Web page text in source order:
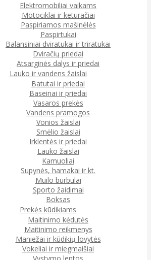
Elektromobiliai vaikams
Motociklai ir keturačiai
Paspiriamos mašinėlės
Paspirtukai
Balansiniai dviratukai ir triratukai
Dviračių priedai
Atsarginės dalys ir priedai
Lauko ir vandens žaislai
Batutai ir priedai
Baseinai ir priedai
Vasaros prekės
Vandens pramogos
Vonios žaislai
Smėlio žaislai
Irklentės ir priedai
Lauko žaislai
Kamuoliai
Supynės, hamakai ir kt.
Muilo burbulai
Sporto žaidimai
Boksas
Prekės kūdikiams
Maitinimo kėdutės
Maitinimo reikmenys
Maniežai ir kūdikių lovytės
Vokeliai ir miegmaišiai
Vystymo lentos